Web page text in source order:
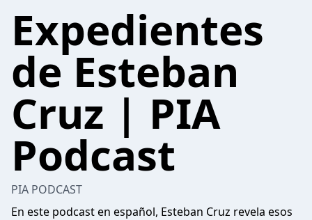
Expedientes
de Esteban
Cruz | PIA
Podcast
PIA PODCAST
En este podcast en español, Esteban Cruz revela esos